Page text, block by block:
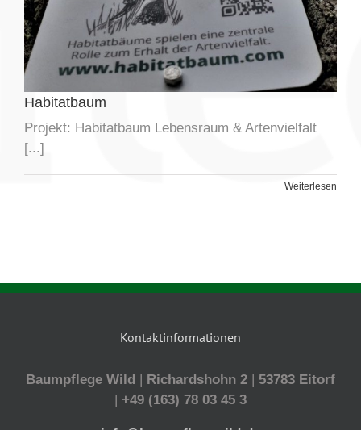
Habitatbaum
Projekt: Habitatbaum Lebensraum & Artenvielfalt
[...]
Weiterlesen
Kontaktinformationen
Baumpflege Wild Richardshohn 2
53783 Eitorf
+49 (163) 78 03 45 3